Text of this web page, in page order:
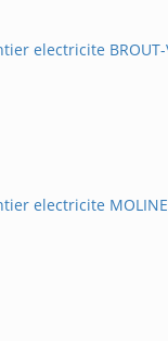
electricite BROUT-
electricite